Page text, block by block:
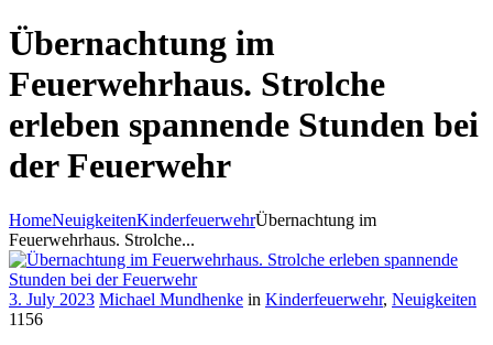
Übernachtung im
Feuerwehrhaus. Strolche
erleben spannende Stunden bei
der Feuerwehr
HomeNeuigkeitenKinderfeuerwehrÜbernachtung im
Feuerwehrhaus. Strolche...
3. July 2023 Michael Mundhenke in Kinderfeuerwehr, Neuigkeiten
1156